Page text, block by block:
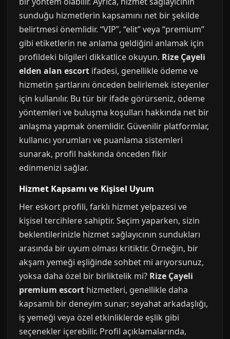
sunduğu hizmetlerin kapsamını net bir şekilde
belirtmesi önemlidir. “VIP”, “elit” veya “premium”
gibi etiketlerin ne anlama geldiğini anlamak için
profildeki bilgileri dikkatlice okuyun. Rize Çayeli
elden alan escort ifadesi, genellikle ödeme ve
hizmetin şartlarını önceden belirlemek isteyenler
için kullanılır. Bu tür bir ifade görürseniz, ödeme
yöntemleri ve buluşma koşulları hakkında net bir
anlaşma yapmak önemlidir. Güvenilir platformlar,
kullanıcı yorumları ve puanlama sistemleri
sunarak, profil hakkında önceden fikir
edinmenizi sağlar.
Hizmet Kapsamı ve Kişisel Uyum
Her eskort profili, farklı hizmet yelpazesi ve
kişisel tercihlere sahiptir. Seçim yaparken, sizin
beklentilerinizle hizmet sağlayıcının sundukları
arasında bir uyum olması kritiktir. Örneğin, bir
akşam yemeği eşliğinde sohbet mi arıyorsunuz,
yoksa daha özel bir birliktelik mi? Rize Çayeli
premium escort hizmetleri, genellikle daha
kapsamlı bir deneyim sunar; seyahat arkadaşlığı,
iş yemeği veya özel etkinliklerde eşlik gibi
seçenekler içerebilir. Profil açıklamalarında,